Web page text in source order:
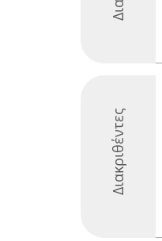
Διακριθέντες